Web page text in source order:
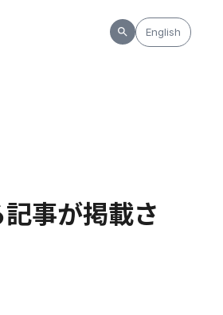
English
事が掲載さ